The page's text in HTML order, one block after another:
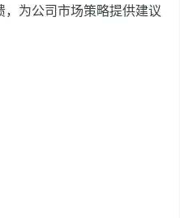
，为公司市场策略提供建议